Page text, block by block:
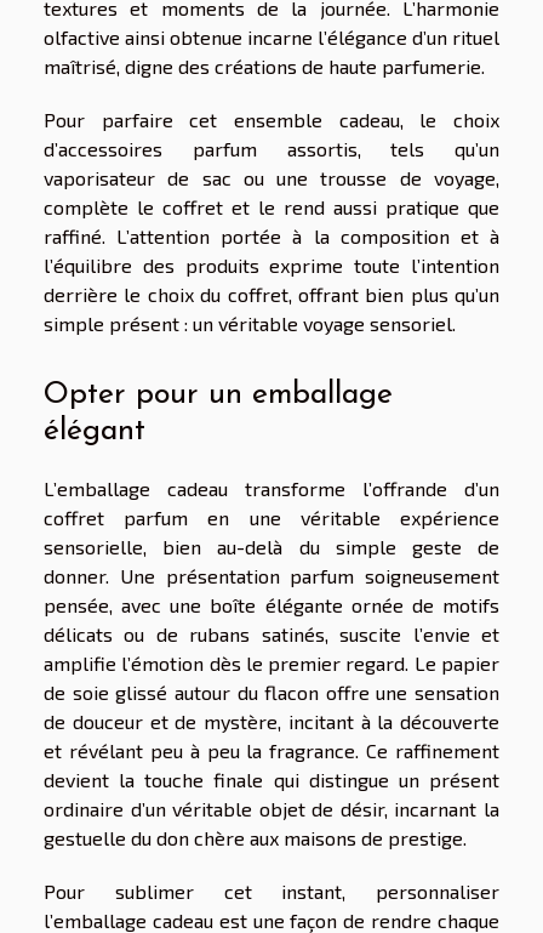
textures et moments de la journée. L’harmonie
olfactive ainsi obtenue incarne l’élégance d’un rituel
maîtrisé, digne des créations de haute parfumerie.
Pour parfaire cet ensemble cadeau, le choix
d’accessoires parfum assortis, tels qu’un
vaporisateur de sac ou une trousse de voyage,
complète le coffret et le rend aussi pratique que
raffiné. L’attention portée à la composition et à
l’équilibre des produits exprime toute l’intention
derrière le choix du coffret, offrant bien plus qu’un
simple présent : un véritable voyage sensoriel.
Opter pour un emballage
élégant
L’emballage cadeau transforme l’offrande d’un
coffret parfum en une véritable expérience
sensorielle, bien au-delà du simple geste de
donner. Une présentation parfum soigneusement
pensée, avec une boîte élégante ornée de motifs
délicats ou de rubans satinés, suscite l’envie et
amplifie l’émotion dès le premier regard. Le papier
de soie glissé autour du flacon offre une sensation
de douceur et de mystère, incitant à la découverte
et révélant peu à peu la fragrance. Ce raffinement
devient la touche finale qui distingue un présent
ordinaire d’un véritable objet de désir, incarnant la
gestuelle du don chère aux maisons de prestige.
Pour sublimer cet instant, personnaliser
l’emballage cadeau est une façon de rendre chaque